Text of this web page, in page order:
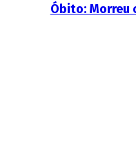
Óbito: Morreu